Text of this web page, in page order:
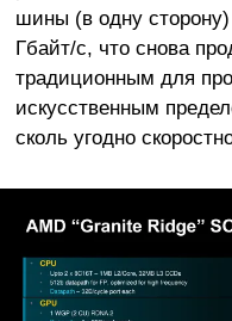
шины (в одну сторону)
Гбайт/с, что снова
традиционным для
искусственным
сколь угодно